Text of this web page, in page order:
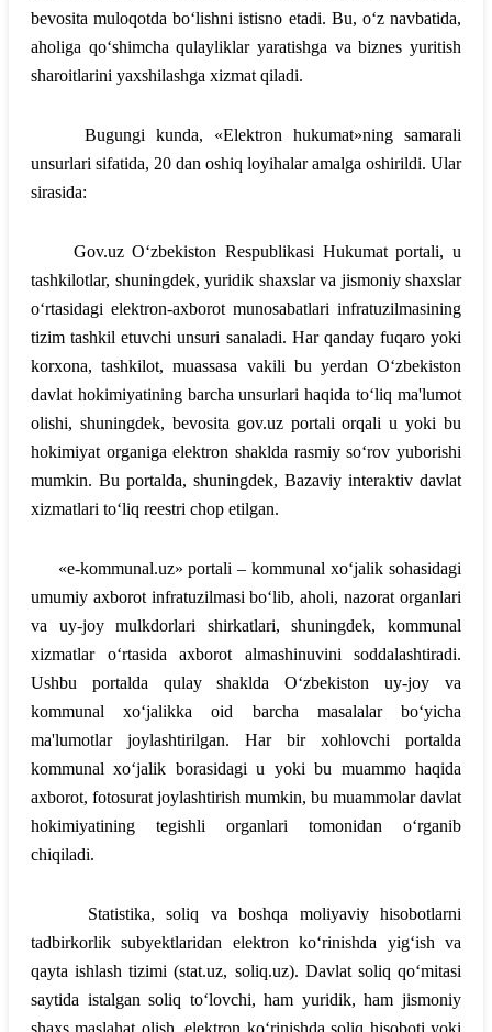
bevosita muloqotda bo‘lishni istisno etadi. Bu, o‘z navbatida,
aholiga qo‘shimcha qulayliklar yaratishga va biznes yuritish
sharoitlarini yaxshilashga xizmat qiladi.
Bugungi kunda, «Elektron hukumat»ning samarali
unsurlari sifatida, 20 dan oshiq loyihalar amalga oshirildi. Ular
sirasida:
Gov.uz O‘zbekiston Respublikasi Hukumat portali, u
tashkilotlar, shuningdek, yuridik shaxslar va jismoniy shaxslar
o‘rtasidagi elektron-axborot munosabatlari infratuzilmasining
tizim tashkil etuvchi unsuri sanaladi. Har qanday fuqaro yoki
korxona, tashkilot, muassasa vakili bu yerdan O‘zbekiston
davlat hokimiyatining barcha unsurlari haqida to‘liq ma'lumot
olishi, shuningdek, bevosita gov.uz portali orqali u yoki bu
hokimiyat organiga elektron shaklda rasmiy so‘rov yuborishi
mumkin. Bu portalda, shuningdek, Bazaviy interaktiv davlat
xizmatlari to‘liq reestri chop etilgan.
«e-kommunal.uz» portali – kommunal xo‘jalik sohasidagi
umumiy axborot infratuzilmasi bo‘lib, aholi, nazorat organlari
va uy-joy mulkdorlari shirkatlari, shuningdek, kommunal
xizmatlar o‘rtasida axborot almashinuvini soddalashtiradi.
Ushbu portalda qulay shaklda O‘zbekiston uy-joy va
kommunal xo‘jalikka oid barcha masalalar bo‘yicha
ma'lumotlar joylashtirilgan. Har bir xohlovchi portalda
kommunal xo‘jalik borasidagi u yoki bu muammo haqida
axborot, fotosurat joylashtirish mumkin, bu muammolar davlat
hokimiyatining tegishli organlari tomonidan o‘rganib
chiqiladi.
Statistika, soliq va boshqa moliyaviy hisobotlarni
tadbirkorlik subyektlaridan elektron ko‘rinishda yig‘ish va
qayta ishlash tizimi (stat.uz, soliq.uz). Davlat soliq qo‘mitasi
saytida istalgan soliq to‘lovchi, ham yuridik, ham jismoniy
shaxs maslahat olish, elektron ko‘rinishda soliq hisoboti yoki